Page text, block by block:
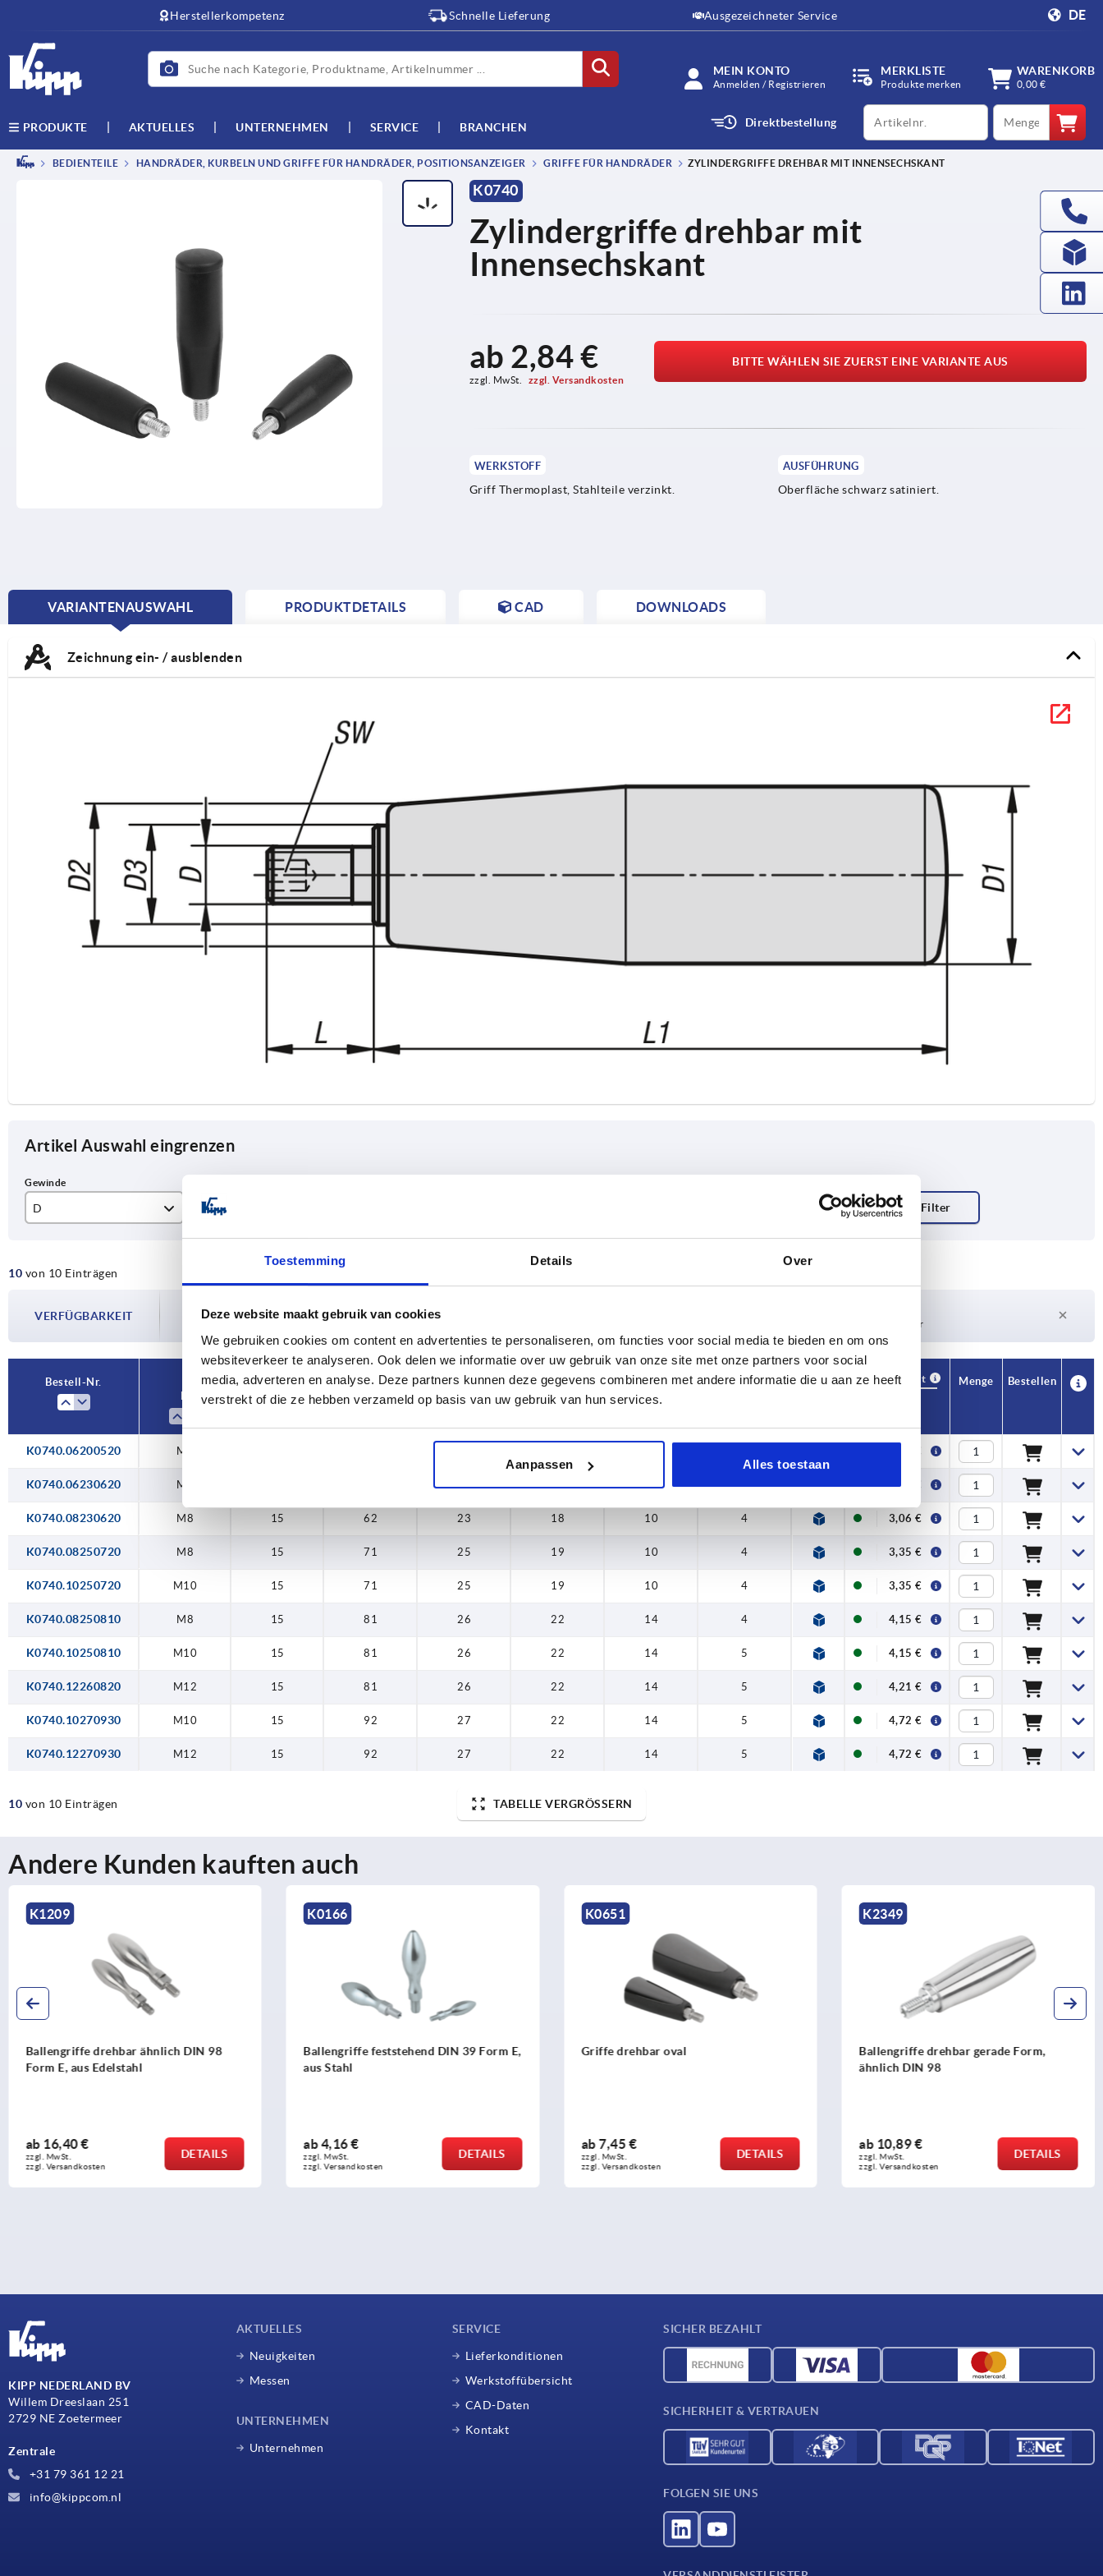
Toestemming Details Over
Deze website maakt gebruik van cookies
We gebruiken cookies om content en advertenties te personaliseren, om functies voor social media te bieden en om ons
websiteverkeer te analyseren. Ook delen we informatie over uw gebruik van onze site met onze partners voor social
media, adverteren en analyse. Deze partners kunnen deze gegevens combineren met andere informatie die u aan ze heeft
verstrekt of die ze hebben verzameld op basis van uw gebruik van hun services.
Aanpassen Alles toestaan
Herstellerkompetenz Schnelle Lieferung Ausgezeichneter Service DE
MEIN KONTO
Anmelden / Registrieren
MERKLISTE
Produkte merken
WARENKORB
0,00 €
PRODUKTE AKTUELLES UNTERNEHMEN SERVICE BRANCHEN Direktbestellung
productCode qty
BEDIENTEILE HANDRÄDER, KURBELN UND GRIFFE FÜR HANDRÄDER, POSITIONSANZEIGER GRIFFE FÜR HANDRÄDER ZYLINDERGRIFFE DREHBAR MIT INNENSECHSKANT
K0740
Zylindergriffe drehbar mit
Innensechskant
ab 2,84 €
zzgl. MwSt. zzgl. Versandkosten
BITTE WÄHLEN SIE ZUERST EINE VARIANTE AUS
WERKSTOFF
Griff Thermoplast, Stahlteile verzinkt.
AUSFÜHRUNG
Oberfläche schwarz satiniert.
VARIANTENAUSWAHL
CURRENT
PRODUKTDETAILS CAD DOWNLOADS
Zeichnung ein- / ausblenden
Artikel Auswahl eingrenzen
D
M8
M12
12 51
71
81
20
26
27
15
22
10 von 10 Einträgen
VERFÜGBARKEIT
Im finalen Schritt vor Abschluss Ihrer Bestellung erfahren Sie das bestätigte
Derzeit nicht auf Lager
Bestell-Nr.
D
L L1 D1 D2 D3
CAD
Verfügbarkeit
Menge Bestellen
K0740.06200520 M6 2,84 €
K0740.06230620 M6 23 18 10 3 3,06 €
K0740.08230620 M8 15 62 23 18 10 4 3,06 €
K0740.08250720 M8 15 71 25 19 10 4 3,35 €
K0740.10250720 M10 15 71 25 19 10 4 3,35 €
K0740.08250810 M8 15 81 26 22 14 4 4,15 €
K0740.10250810 M10 15 81 26 22 14 5 4,15 €
K0740.12260820 M12 15 81 26 22 14 5 4,21 €
K0740.10270930 M10 15 92 27 22 14 5 4,72 €
K0740.12270930 M12 15 92 27 22 14 5 4,72 €
10 von 10 Einträgen TABELLE VERGRÖSSERN
Andere Kunden kauften auch
K0166
Ballengriffe feststehend DIN 39 Form E,
aus Stahl
ab4,16 €
zzgl. MwSt.
zzgl. Versandkosten
DETAILS
K0651
Griffe drehbar oval
ab7,45 €
zzgl. MwSt.
zzgl. Versandkosten
DETAILS
K2349
Ballengriffe drehbar gerade Form,
ab10,89 €
zzgl. MwSt.
zzgl. Versandkosten
DETAILS
K1222
Ovalknöpfe
ab1,28 €
zzgl. MwSt.
zzgl. Versandkosten
DETAILS
KIPP NEDERLAND BV
Willem Dreeslaan 251
2729 NE Zoetermeer
Zentrale
+31 79 361 12 21
info@kippcom.nl
AKTUELLES
Neuigkeiten
Messen
UNTERNEHMEN
Unternehmen
SERVICE
Lieferkonditionen
Werkstoffübersicht
CAD-Daten
Kontakt
SICHER BEZAHLT
SICHERHEIT & VERTRAUEN
FOLGEN SIE UNS